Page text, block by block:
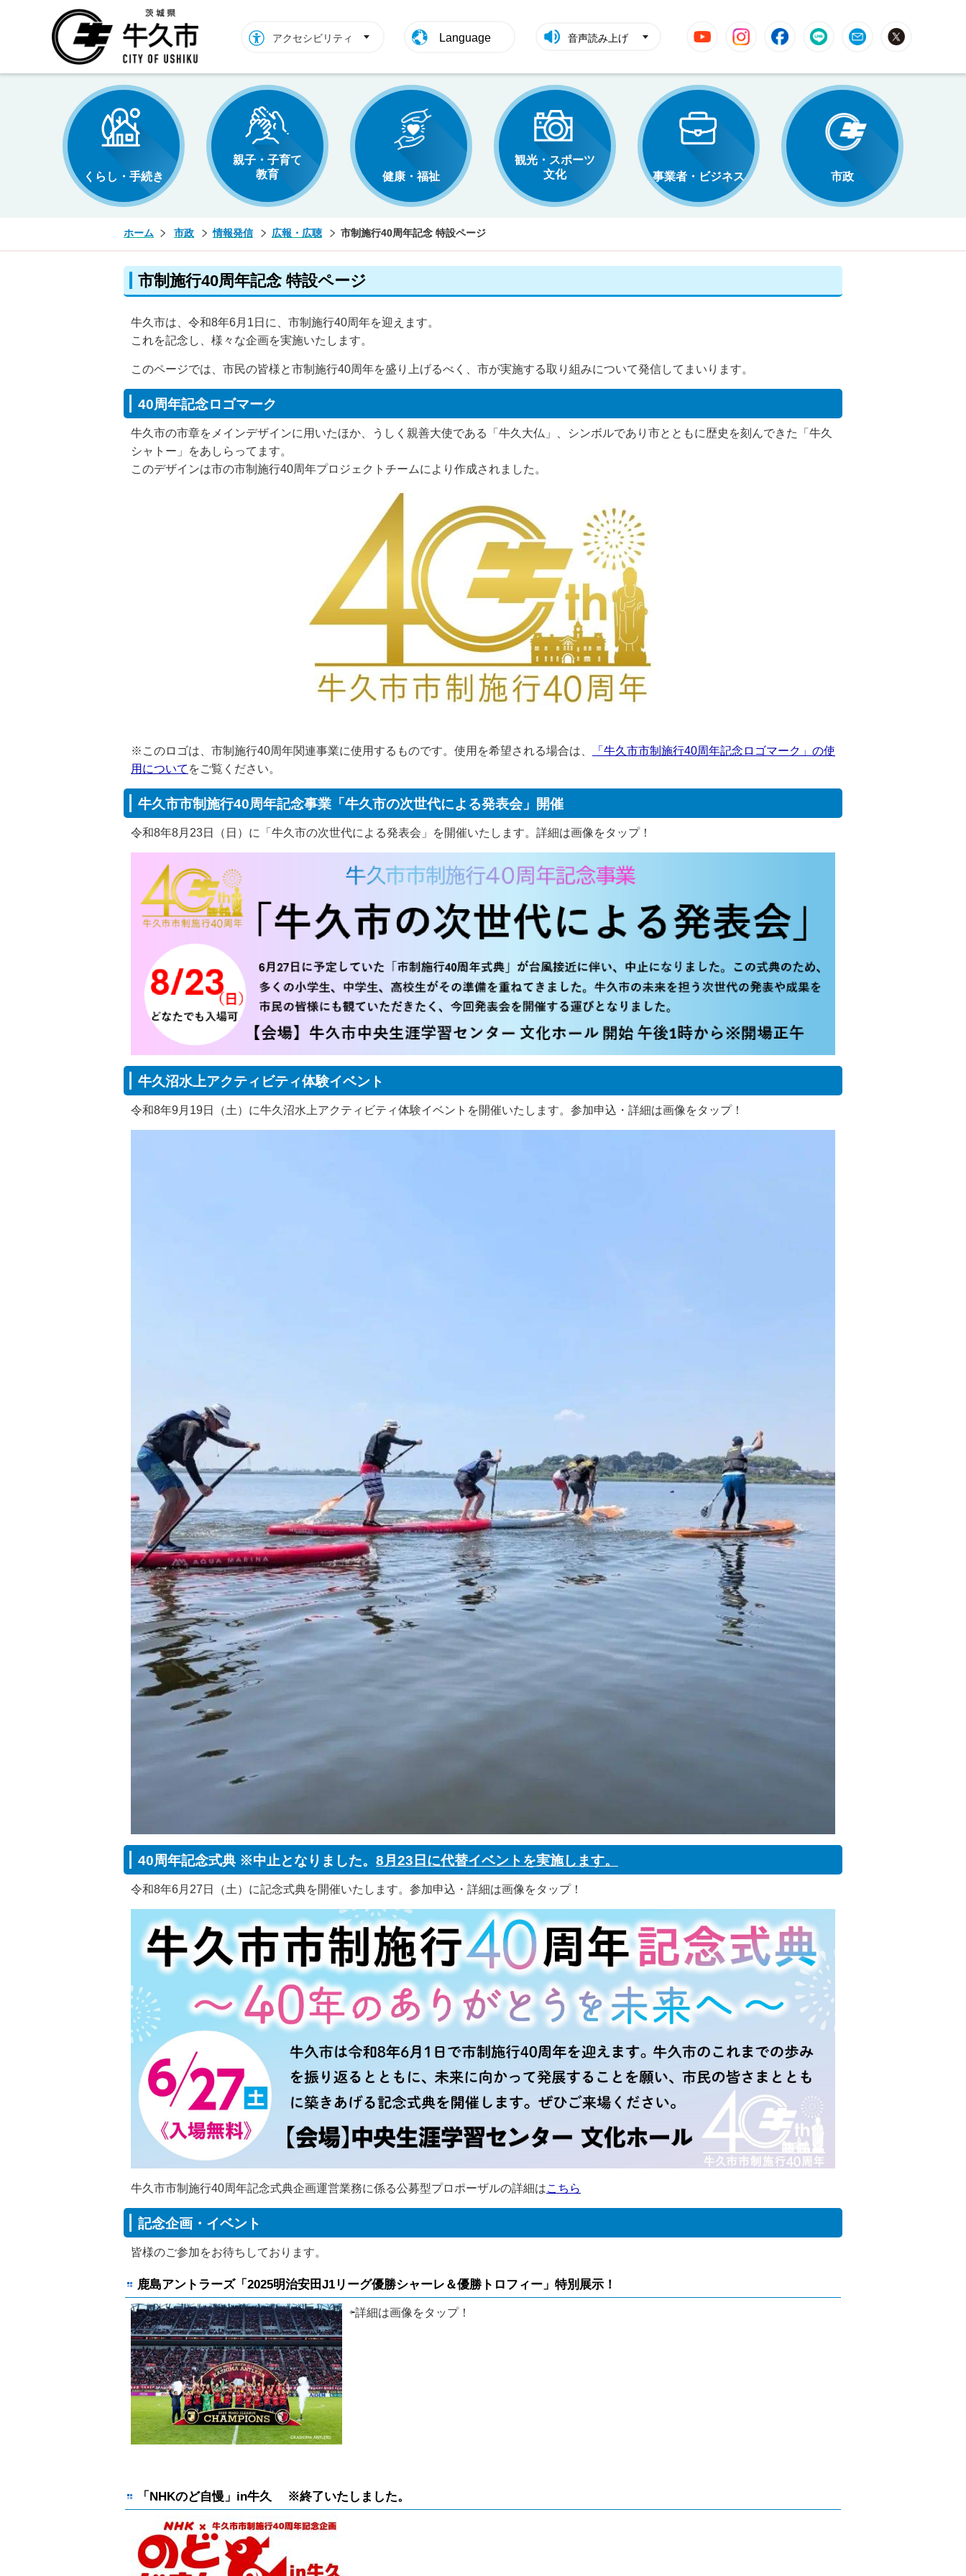
アクセシビリティ Language 音声読み上げ
YouTube InstagramFacebookLINE Mail
くらし・手続き
親子・子育て
教育
健康・福祉
観光・スポーツ
文化
事業者・ビジネス 市政
ホーム 市政 情報発信 広報・広聴 市制施行40周年記念 特設ページ
市制施行40周年記念 特設ページ
牛久市は、令和8年6月1日に、市制施行40周年を迎えます。
これを記念し、様々な企画を実施いたします。
このページでは、市民の皆様と市制施行40周年を盛り上げるべく、市が実施する取り組みについて発信してまいります。
40周年記念ロゴマーク
牛久市の市章をメインデザインに用いたほか、うしく親善大使である「牛久大仏」、シンボルであり市とともに歴史を刻んできた「牛久
シャトー」をあしらってます。
このデザインは市の市制施行40周年プロジェクトチームにより作成されました。
※このロゴは、市制施行40周年関連事業に使用するものです。使用を希望される場合は、
「牛久市市制施行40周年記念ロゴマーク」の使
用について をご覧ください。
牛久市市制施行40周年記念事業「牛久市の次世代による発表会」開催
令和8年8月23日（日）に「牛久市の次世代による発表会」を開催いたします。詳細は画像をタップ！
牛久沼水上アクティビティ体験イベント
令和8年9月19日（土）に牛久沼水上アクティビティ体験イベントを開催いたします。参加申込・詳細は画像をタップ！
40周年記念式典 ※中止となりました。 8月23日に代替イベントを実施します。
令和8年6月27日（土）に記念式典を開催いたします。参加申込・詳細は画像をタップ！
牛久市市制施行40周年記念式典企画運営業務に係る公募型プロポーザルの詳細はこちら
記念企画・イベント
皆様のご参加をお待ちしております。
鹿島アントラーズ「2025明治安田J1リーグ優勝シャーレ＆優勝トロフィー」特別展示！
⇦詳細は画像をタップ！
「NHKのど自慢」in牛久 ※終了いたしました。